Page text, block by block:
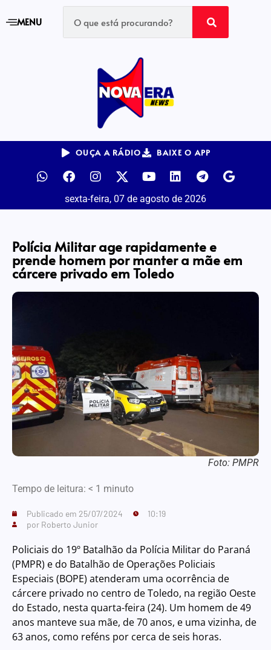
MENU
OUÇA A RÁDIO BAIXE O APP
sexta-feira, 07 de agosto de 2026
Polícia Militar age rapidamente e
prende homem por manter a mãe em
cárcere privado em Toledo
Foto: PMPR
Tempo de leitura: < 1 minuto
Publicado em 25/07/2024
10:19
por Roberto Junior
Policiais do 19º Batalhão da Polícia Militar do Paraná
(PMPR) e do Batalhão de Operações Policiais
Especiais (BOPE) atenderam uma ocorrência de
cárcere privado no centro de Toledo, na região Oeste
do Estado, nesta quarta-feira (24). Um homem de 49
anos manteve sua mãe, de 70 anos, e uma vizinha, de
63 anos, como reféns por cerca de seis horas.